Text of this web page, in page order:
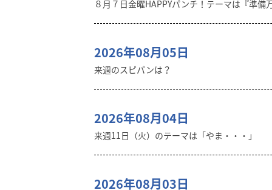
８月７日金曜HAPPYパンチ！テーマは『準備
2026年08月05日
来週のスピパンは？
2026年08月04日
来週11日（火）のテーマは「やま・・・」
2026年08月03日